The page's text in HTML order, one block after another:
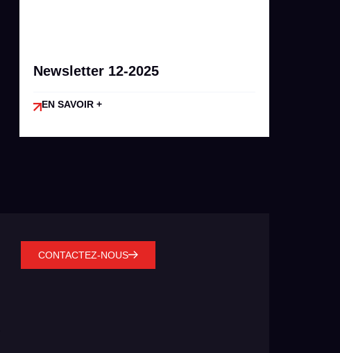
Newsletter 12-2025
EN SAVOIR +
CONTACTEZ-NOUS